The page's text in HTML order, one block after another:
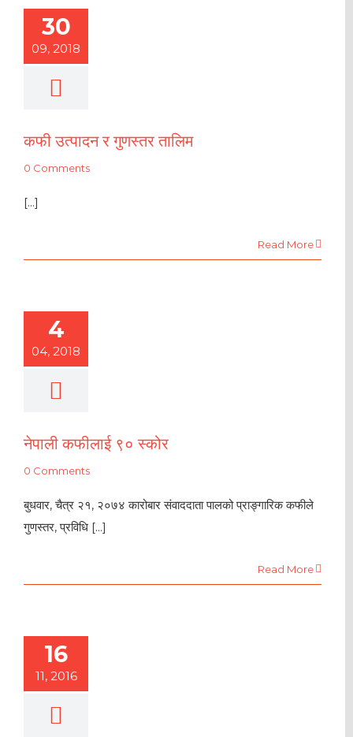
30
09, 2018
कफी उत्पादन र गुणस्तर तालिम
0 Comments
[...]
Read More
4
04, 2018
नेपाली कफीलाई ९० स्कोर
0 Comments
बुधवार, चैत्र २१, २०७४ कारोबार संवाददाता पालको प्राङ्गारिक कफीले
गुणस्तर, प्रविधि [...]
Read More
16
11, 2016